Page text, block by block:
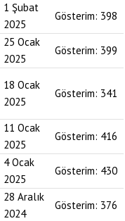
1 Şubat
2025
Gösterim: 398
25 Ocak
2025
Gösterim: 399
18 Ocak
2025
Gösterim: 341
11 Ocak
2025
Gösterim: 416
4 Ocak
2025
Gösterim: 430
28 Aralık
2024
Gösterim: 376